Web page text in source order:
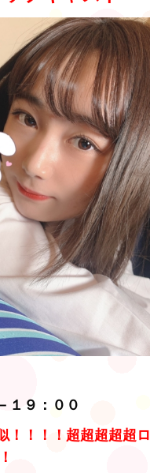
１９：００
！！！！超超超超超